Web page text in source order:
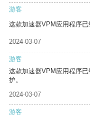
游客
这款加速器VPM应用程序已
2024-03-07
游客
这款加速器VPM应用程序
护。
2024-03-07
游客